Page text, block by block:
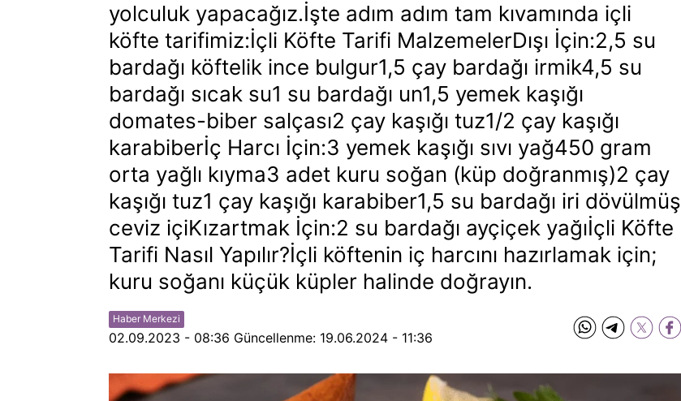
yolculuk yapacağız.İşte adım adım tam kıvamında içli
köfte tarifimiz:İçli Köfte Tarifi MalzemelerDışı İçin:2,5 su
bardağı köftelik ince bulgur1,5 çay bardağı irmik4,5 su
bardağı sıcak su1 su bardağı un1,5 yemek kaşığı
domates-biber salçası2 çay kaşığı tuz1/2 çay kaşığı
karabiberİç Harcı İçin:3 yemek kaşığı sıvı yağ450 gram
orta yağlı kıyma3 adet kuru soğan (küp doğranmış)2 çay
kaşığı tuz1 çay kaşığı karabiber1,5 su bardağı iri dövülmüş
ceviz içiKızartmak İçin:2 su bardağı ayçiçek yağıİçli Köfte
Tarifi Nasıl Yapılır?İçli köftenin iç harcını hazırlamak için;
kuru soğanı küçük küpler halinde doğrayın.
Haber Merkezi
02.09.2023 - 08:36 Güncellenme: 19.06.2024 - 11:36